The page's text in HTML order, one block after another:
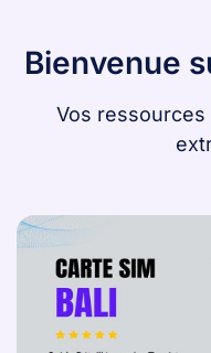
Bienvenue
Vos